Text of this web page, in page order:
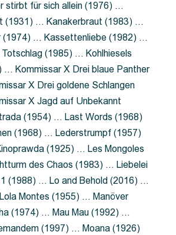
stirbt für sich allein (1976) …
(1931) … Kanakerbraut (1983) …
(1974) … Kassettenliebe (1982) …
Totschlag (1985) … Kohlhiesels
… Kommissar X Drei blaue Panther
X Drei goldene Schlangen
X Jagd auf Unbekannt
(1954) … Last Words (1968)
(1968) … Lederstrumpf (1957)
(1925) … Les Mongoles
des Chaos (1983) … Liebelei
(1988) … Lo and Behold (2016) …
Montes (1955) … Manöver
(1974) … Mau Mau (1992) …
(1997) … Moana (1926)